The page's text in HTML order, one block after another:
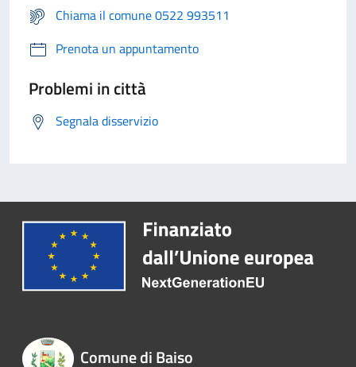
Chiama il comune 0522 993511
Prenota un appuntamento
Problemi in città
Segnala disservizio
Comune di Baiso